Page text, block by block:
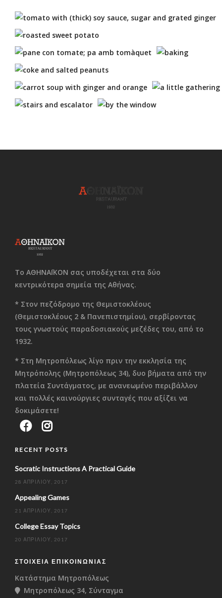
Το ΑΘΗΝΑΪΚΟΝ σας υποδέχεται στα δύο
κεντρικότερα σημεία της Αθήνας.
* Στον πεζόδρομο της Θεμιστοκλέους
(Θεμιστοκλέους 2 & Πανεπιστημίου), σερβίροντας
τους γνωστούς παραδοσιακούς μεζέδες του, από το
1932.
* Στη Μητροπόλεως λίγο πριν την εκκλησία της
Μητρόπολης (Μητροπόλεως 34), δυο βήματα από την
πλατεία Συντάγματος, με ανανεωμένο περιβάλλον
και πολλές καινούργιες συνταγές που αξίζει να
δοκιμάσετε!
RECENT POSTS
Socratic Instructions A Practical Guide
28 ΑΠΡΙΛΊΟΥ, 2017
Appealing Games
21 ΑΠΡΙΛΊΟΥ, 2017
College Essay Topics
20 ΑΠΡΙΛΊΟΥ, 2017
ΣΤΟΙΧΕΊΑ ΕΠΙΚΟΙΝΩΝΊΑΣ
Κατάστημα Μητροπόλεως
Μητροπόλεως 34, Σύνταγμα